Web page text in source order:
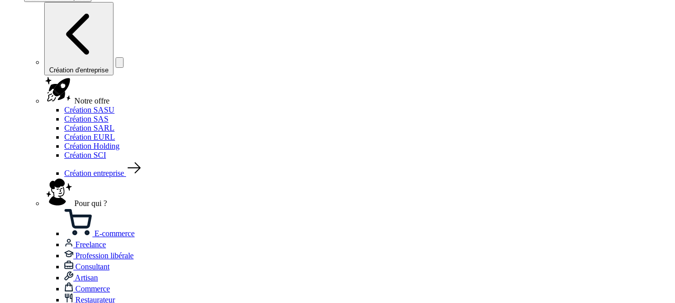
Création d'entreprise
Notre offre
Création SASU
Création SAS
Création SARL
Création EURL
Création Holding
Création SCI
Création entreprise
Pour qui ?
E-commerce
Freelance
Profession libérale
Consultant
Artisan
Commerce
Restaurateur